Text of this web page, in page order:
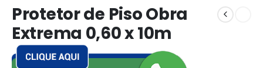
Protetor de Piso Obra
Extrema 0,60 x 10m